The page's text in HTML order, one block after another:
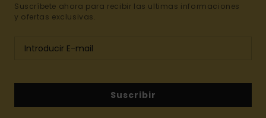
Suscríbete ahora para recibir las ultimas informaciones
y ofertas exclusivas.
Suscribir